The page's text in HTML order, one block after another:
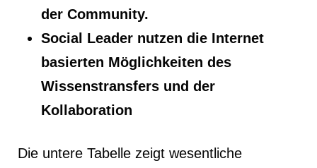
der Community.
Social Leader nutzen die Internet
basierten Möglichkeiten des
Wissenstransfers und der
Kollaboration
Die untere Tabelle zeigt wesentliche